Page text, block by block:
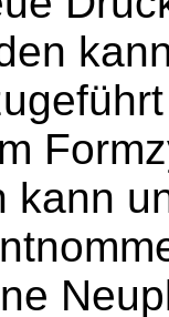
kann